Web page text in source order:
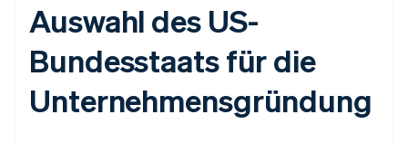
Auswahl des US-
Bundesstaats für die
Unternehmensgründung